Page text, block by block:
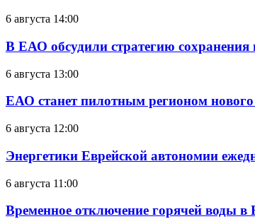
6 августа 14:00
В ЕАО обсудили стратегию сохранения
6 августа 13:00
ЕАО станет пилотным регионом
6 августа 12:00
Энергетики Еврейской автономии
6 августа 11:00
Временное отключение горячей воды в